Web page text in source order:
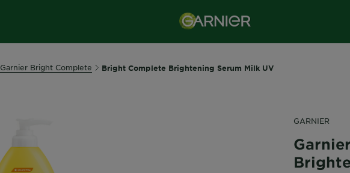
Garnier Bright Complete Bright Complete Brightening Serum Milk UV
GARNIER